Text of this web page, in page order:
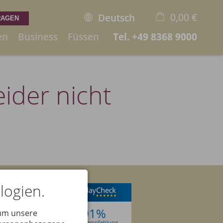
Business Füssen
Deutsch
Tel. +49 8368 9000
0,00 €
×
Warenkorb ist leer
nicht
91%
unsere